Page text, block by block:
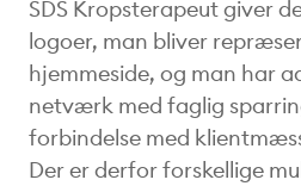
SDS Kropsterapeut giver
logoer, man bliver
hjemmeside, og man har
netværk med faglig
forbindelse med
Der er derfor forskellige